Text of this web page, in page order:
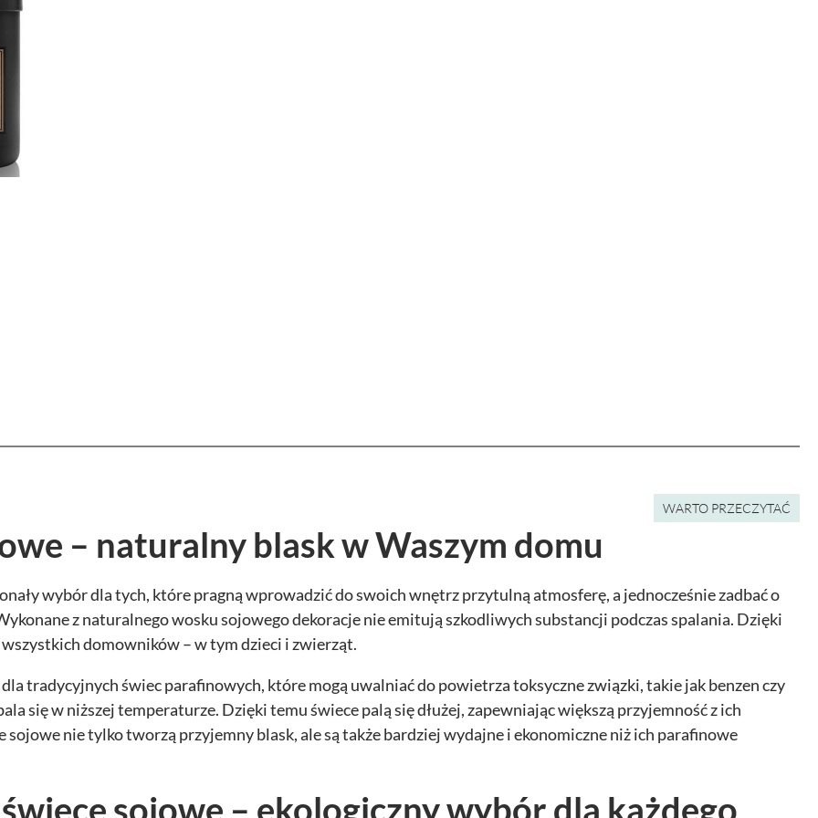
WARTO PRZECZYTAĆ
– naturalny blask w Waszym domu
wybór dla tych, które pragną wprowadzić do swoich wnętrz przytulną atmosferę, a jednocześnie zadbać o
z naturalnego wosku sojowego dekoracje nie emitują szkodliwych substancji podczas spalania. Dzięki
wszystkich domowników – w tym dzieci i zwierząt.
tradycyjnych świec parafinowych, które mogą uwalniać do powietrza toksyczne związki, takie jak benzen czy
się w niższej temperaturze. Dzięki temu świece palą się dłużej, zapewniając większą przyjemność z ich
sojowe nie tylko tworzą przyjemny blask, ale są także bardziej wydajne i ekonomiczne niż ich parafinowe
sojowe – ekologiczny wybór dla każdego
do prawidłowego działania witryny. Te pliki cookie zapewniają anonimowe działanie podstawowych funkcji i zabezpieczeń
na temat Twojej aktywności na naszej stronie, które mogą być przez Google wykorzystywane przy budowaniu Twojego
Analytics mogą być wykorzystywane w ustawieniach kampanii reklamowych prowadzonych z wykorzystaniem Google
narzędzia Google.
Facebooka. To kod, który zbiera informacje na temat Twojego korzystania ze strony, pozwalając na podstawie zebranych w ten